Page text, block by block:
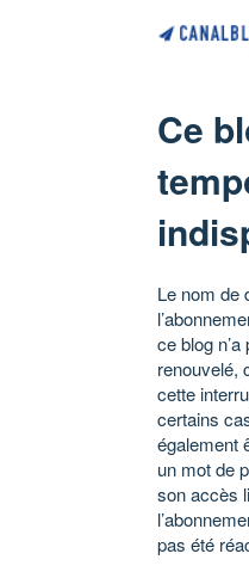
Ce
Le nom de
ce blog n’a
renouvelé,
cette
certains
également
un mot de
son accès
pas été